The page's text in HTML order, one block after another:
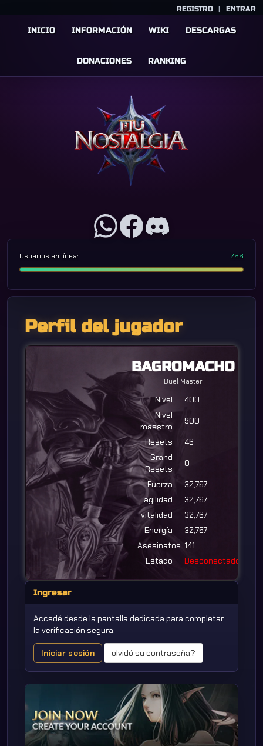
REGISTRO | ENTRAR
INICIO INFORMACIÓN WIKI DESCARGAS
DONACIONES RANKING
Usuarios en línea: 266
Perfil del jugador
BAGROMACHO
Duel Master
Nivel
400
Nivel
maestro
900
Resets
46
Grand
Resets
0
Fuerza
32,767
agilidad
32,767
vitalidad
32,767
Energía
32,767
Asesinatos 141
Estado
Desconectado
Ingresar
Accedé desde la pantalla dedicada para completar
la verificación segura.
Iniciar sesión olvidó su contraseña?